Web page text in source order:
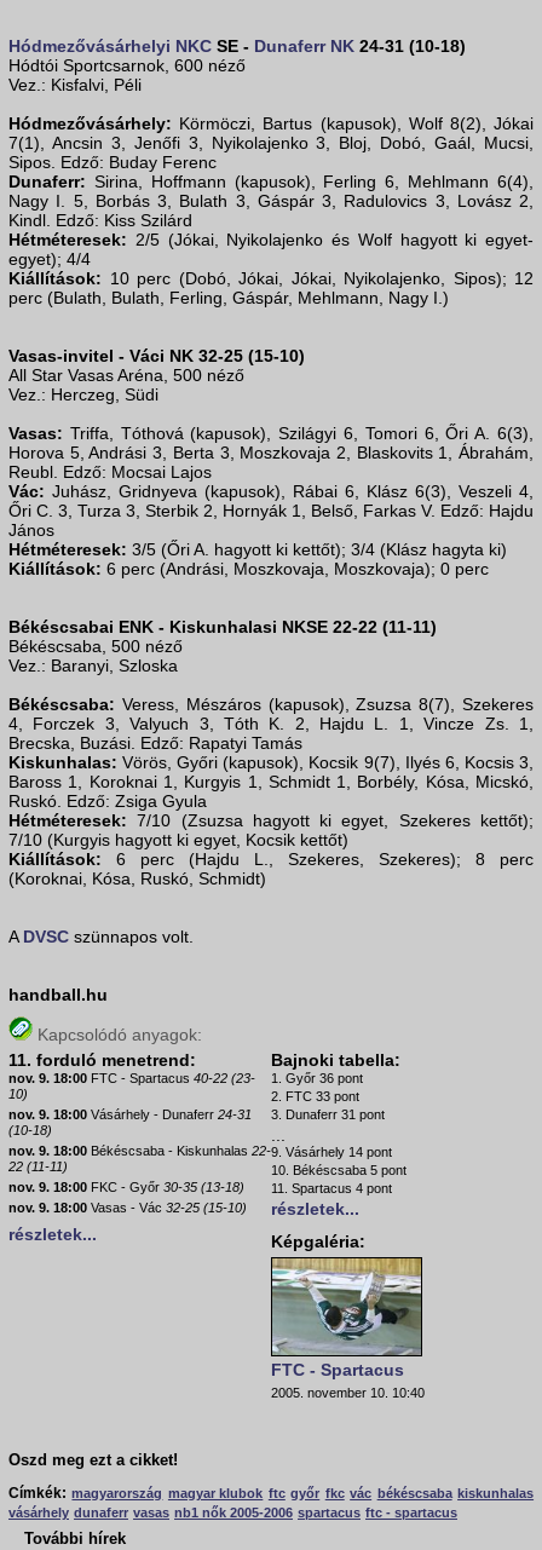
Hódmezővásárhelyi NKC SE - Dunaferr NK 24-31 (10-18)
Hódtói Sportcsarnok, 600 néző
Vez.: Kisfalvi, Péli
Hódmezővásárhely: Körmöczi, Bartus (kapusok), Wolf 8(2), Jókai
7(1), Ancsin 3, Jenőfi 3, Nyikolajenko 3, Bloj, Dobó, Gaál, Mucsi,
Sipos. Edző: Buday Ferenc
Dunaferr: Sirina, Hoffmann (kapusok), Ferling 6, Mehlmann 6(4),
Nagy I. 5, Borbás 3, Bulath 3, Gáspár 3, Radulovics 3, Lovász 2,
Kindl. Edző: Kiss Szilárd
Hétméteresek: 2/5 (Jókai, Nyikolajenko és Wolf hagyott ki egyet-
egyet); 4/4
Kiállítások: 10 perc (Dobó, Jókai, Jókai, Nyikolajenko, Sipos); 12
perc (Bulath, Bulath, Ferling, Gáspár, Mehlmann, Nagy I.)
Vasas-invitel - Váci NK 32-25 (15-10)
All Star Vasas Aréna, 500 néző
Vez.: Herczeg, Südi
Vasas: Triffa, Tóthová (kapusok), Szilágyi 6, Tomori 6, Őri A. 6(3),
Horova 5, Andrási 3, Berta 3, Moszkovaja 2, Blaskovits 1, Ábrahám,
Reubl. Edző: Mocsai Lajos
Vác: Juhász, Gridnyeva (kapusok), Rábai 6, Klász 6(3), Veszeli 4,
Őri C. 3, Turza 3, Sterbik 2, Hornyák 1, Belső, Farkas V. Edző: Hajdu
János
Hétméteresek: 3/5 (Őri A. hagyott ki kettőt); 3/4 (Klász hagyta ki)
Kiállítások: 6 perc (Andrási, Moszkovaja, Moszkovaja); 0 perc
Békéscsabai ENK - Kiskunhalasi NKSE 22-22 (11-11)
Békéscsaba, 500 néző
Vez.: Baranyi, Szloska
Békéscsaba: Veress, Mészáros (kapusok), Zsuzsa 8(7), Szekeres
4, Forczek 3, Valyuch 3, Tóth K. 2, Hajdu L. 1, Vincze Zs. 1,
Brecska, Buzási. Edző: Rapatyi Tamás
Kiskunhalas: Vörös, Győri (kapusok), Kocsik 9(7), Ilyés 6, Kocsis 3,
Baross 1, Koroknai 1, Kurgyis 1, Schmidt 1, Borbély, Kósa, Micskó,
Ruskó. Edző: Zsiga Gyula
Hétméteresek: 7/10 (Zsuzsa hagyott ki egyet, Szekeres kettőt);
7/10 (Kurgyis hagyott ki egyet, Kocsik kettőt)
Kiállítások: 6 perc (Hajdu L., Szekeres, Szekeres); 8 perc
(Koroknai, Kósa, Ruskó, Schmidt)
ADVSC szünnapos volt.
handball.hu
Kapcsolódó anyagok:
11. forduló menetrend:
nov. 9. 18:00 FTC - Spartacus 40-22 (23-
10)
nov. 9. 18:00 Vásárhely - Dunaferr 24-31
(10-18)
nov. 9. 18:00 Békéscsaba - Kiskunhalas 22-
22 (11-11)
nov. 9. 18:00 FKC - Győr 30-35 (13-18)
nov. 9. 18:00 Vasas - Vác 32-25 (15-10)
részletek...
Bajnoki tabella:
1. Győr 36 pont
2. FTC 33 pont
3. Dunaferr 31 pont
...
9. Vásárhely 14 pont
10. Békéscsaba 5 pont
11. Spartacus 4 pont
részletek...
Képgaléria:
FTC - Spartacus
2005. november 10. 10:40
Oszd meg ezt a cikket!
Címkék: magyarország magyar klubok ftc győr fkc vác békéscsaba kiskunhalas
vásárhely dunaferr vasas nb1 nők 2005-2006 spartacus ftc - spartacus
További hírek